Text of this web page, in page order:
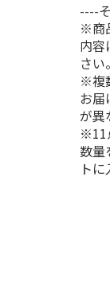
----
※商
内容
さい。
※複
お届
が異
※11
数量
ト